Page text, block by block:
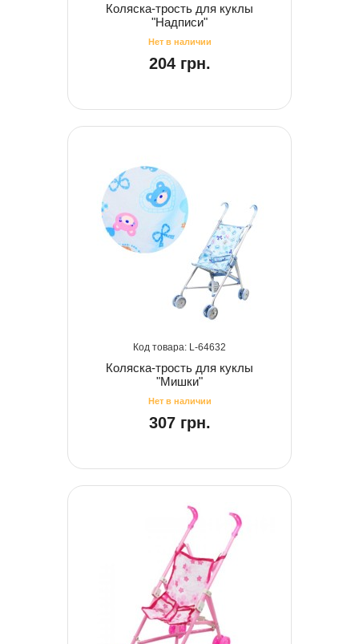
Коляска-трость для куклы
"Надписи"
204 грн.
64632
Коляска-трость для куклы
"Мишки"
307 грн.